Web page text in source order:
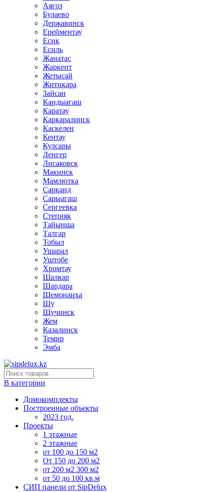
Аягоз
Булаево
Державинск
Ерейментау
Есик
Есиль
Жанатас
Жаркент
Жетысай
Житикара
Зайсан
Кандыагаш
Каратау
Каркаралинск
Каскелен
Кентау
Кулсары
Ленгер
Лисаковск
Макинск
Мамлютка
Сарканд
Сарыагаш
Сергеевка
Степняк
Тайынша
Талгар
Тобыл
Ушарал
Уштобе
Хромтау
Шалкар
Шардара
Шемонаиха
Шу
Щучинск
Жем
Казалинск
Темир
Эмба
В категории
Домокомплекты
Построенные объекты
2023 год.
Проекты
1 этажные
2 этажные
от 100 до 150 м2
От 150 до 200 м2
от 200 м2 300 м2
от 50 до 100 кв.м
СИП панели от SipDelux